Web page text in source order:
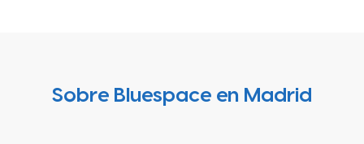
Sobre Bluespace en Madrid